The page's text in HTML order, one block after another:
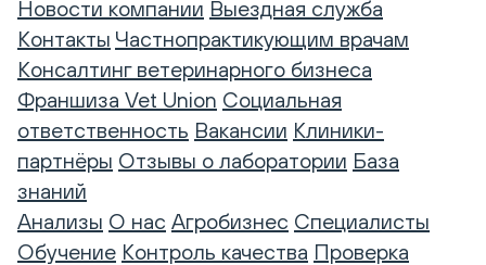
Новости компании Выездная служба
Контакты Частнопрактикующим врачам
Консалтинг ветеринарного бизнеса
Франшиза Vet Union Социальная
ответственность Вакансии Клиники-
партнёры Отзывы о лаборатории База
знаний
Анализы О нас Агробизнес Специалисты
Обучение Контроль качества Проверка